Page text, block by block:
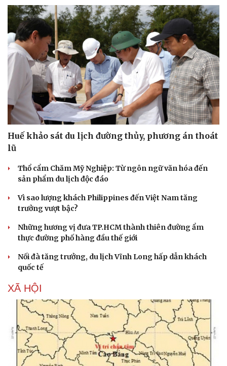
Văn hóa
Sân khấu - Điện ảnh
Văn học
Âm nhạc
Di sản
Giải trí
Nghệ sĩ
Thời trang
Sao Việt
Huế khảo sát du lịch đường thủy, phương án thoát
lũ
Thổ cẩm Chăm Mỹ Nghiệp: Từ ngôn ngữ văn hóa đến
sản phẩm du lịch độc đáo
Vì sao lượng khách Philippines đến Việt Nam tăng
trưởng vượt bậc?
Những hương vị đưa TP.HCM thành thiên đường ẩm
thực đường phố hàng đầu thế giới
Nối đà tăng trưởng, du lịch Vĩnh Long hấp dẫn khách
quốc tế
XÃ HỘI